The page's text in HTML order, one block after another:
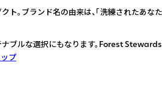
。ブランド名の由来は、「洗練されたあな
ブルな選択にもなります。Forest
プ